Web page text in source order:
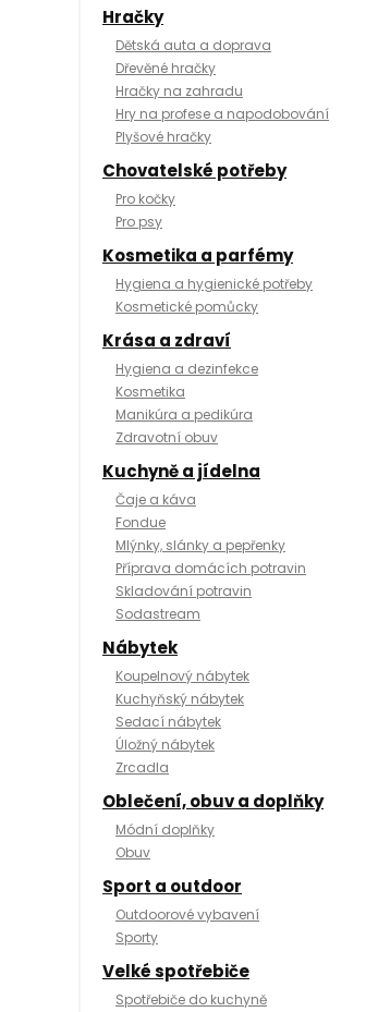
Hračky
Dětská auta a doprava
Dřevěné hračky
Hračky na zahradu
Hry na profese a napodobování
Plyšové hračky
Chovatelské potřeby
Pro kočky
Pro psy
Kosmetika a parfémy
Hygiena a hygienické potřeby
Kosmetické pomůcky
Krása a zdraví
Hygiena a dezinfekce
Kosmetika
Manikúra a pedikúra
Zdravotní obuv
Kuchyně a jídelna
Čaje a káva
Fondue
Mlýnky, slánky a pepřenky
Příprava domácích potravin
Skladování potravin
Sodastream
Nábytek
Koupelnový nábytek
Kuchyňský nábytek
Sedací nábytek
Úložný nábytek
Zrcadla
Oblečení, obuv a doplňky
Módní doplňky
Obuv
Sport a outdoor
Outdoorové vybavení
Sporty
Velké spotřebiče
Spotřebiče do kuchyně